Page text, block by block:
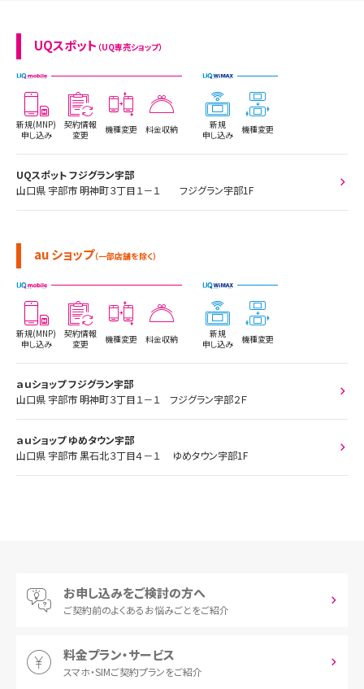
UQスポット （UQ専売ショップ）
新規(MNP)
申し込み
契約情報
変更
機種変更 料金収納
新規
申し込み
機種変更
UQスポット フジグラン宇部
山口県 宇部市 明神町３丁目１－１ フジグラン宇部1F
au ショップ（一部店舗を除く）
新規(MNP)
申し込み
契約情報
変更
機種変更 料金収納
新規
申し込み
機種変更
ａｕショップ フジグラン宇部
山口県 宇部市 明神町３丁目１－１ フジグラン宇部２Ｆ
ａｕショップ ゆめタウン宇部
山口県 宇部市 黒石北３丁目４－１ ゆめタウン宇部1F
お申し込みをご検討の方へ
ご契約前のよくあるお悩みごとをご紹介
料金プラン・サービス
スマホ・SIMご契約プランをご紹介